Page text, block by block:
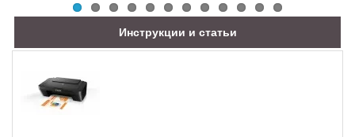
Инструкции и статьи